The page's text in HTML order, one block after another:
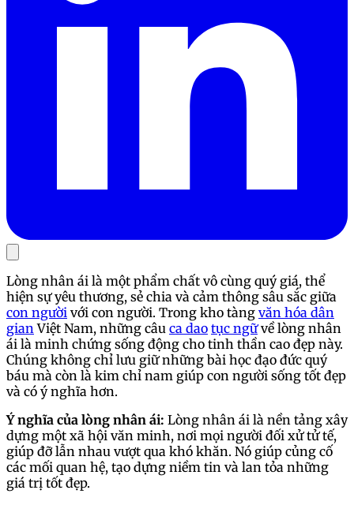
Lòng nhân ái là một phẩm chất vô cùng quý giá, thể
hiện sự yêu thương, sẻ chia và cảm thông sâu sắc giữa
con người với con người. Trong kho tàng văn hóa dân
gian Việt Nam, những câu ca dao tục ngữvề lòng nhân
ái là minh chứng sống động cho tinh thần cao đẹp này.
Chúng không chỉ lưu giữ những bài học đạo đức quý
báu mà còn là kim chỉ nam giúp con người sống tốt đẹp
và có ý nghĩa hơn.
Ý nghĩa của lòng nhân ái: Lòng nhân ái là nền tảng xây
dựng một xã hội văn minh, nơi mọi người đối xử tử tế,
giúp đỡ lẫn nhau vượt qua khó khăn. Nó giúp củng cố
các mối quan hệ, tạo dựng niềm tin và lan tỏa những
giá trị tốt đẹp.